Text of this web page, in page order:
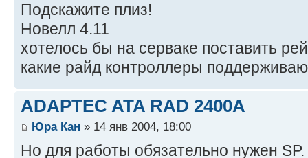
Подскажите плиз!
Новелл 4.11
хотелось бы на серваке поставить
какие райд контроллеры
ADAPTEC ATA RAD 2400A
Юра Кан » 14 янв 2004, 18:00
Но для работы обязательно нужен